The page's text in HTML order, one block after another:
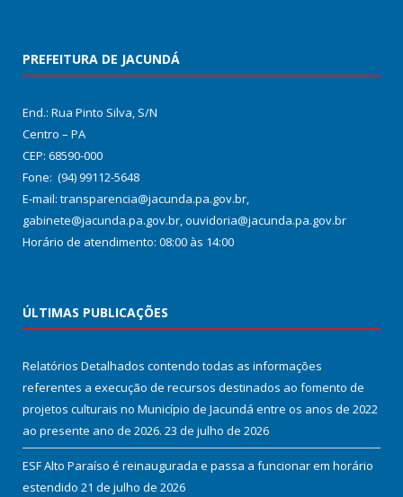
PREFEITURA DE JACUNDÁ
End.: Rua Pinto Silva, S/N
Centro – PA
CEP: 68590-000
Fone: (94) 99112-5648
E-mail: transparencia@jacunda.pa.gov.br,
gabinete@jacunda.pa.gov.br, ouvidoria@jacunda.pa.gov.br
Horário de atendimento: 08:00 às 14:00
ÚLTIMAS PUBLICAÇÕES
Relatórios Detalhados contendo todas as informações
referentes a execução de recursos destinados ao fomento de
projetos culturais no Município de Jacundá entre os anos de 2022
ao presente ano de 2026. 23 de julho de 2026
ESF Alto Paraíso é reinaugurada e passa a funcionar em horário
estendido 21 de julho de 2026